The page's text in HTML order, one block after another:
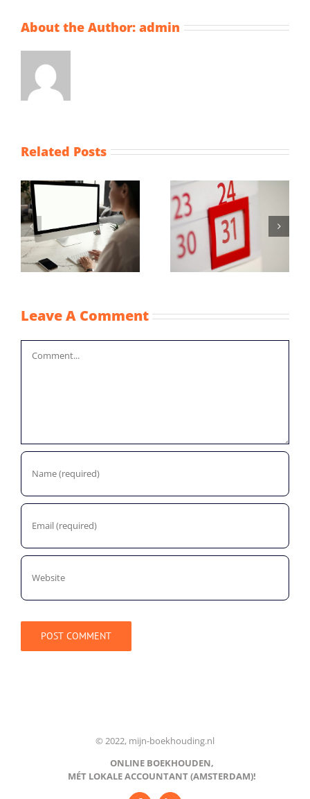
About the Author: admin
Related Posts
Vaststellingsaanvraag
NOW-1
Maximum
uurprijzen
2022
Leave A Comment
© 2022, mijn-boekhouding.nl
ONLINE BOEKHOUDEN,
MÉT LOKALE ACCOUNTANT (AMSTERDAM)!